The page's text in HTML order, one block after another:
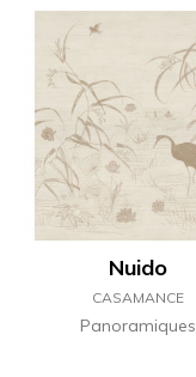
Nuido
CASAMANCE
Panoramiques